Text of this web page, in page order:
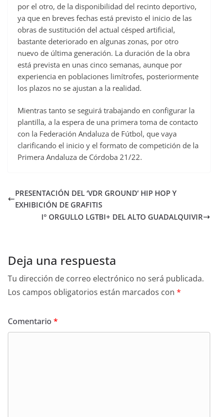
por el otro, de la disponibilidad del recinto deportivo,
ya que en breves fechas está previsto el inicio de las
obras de sustitución del actual césped artificial,
bastante deteriorado en algunas zonas, por otro
nuevo de última generación. La duración de la obra
está prevista en unas cinco semanas, aunque por
experiencia en poblaciones limítrofes, posteriormente
los plazos no se ajustan a la realidad.
Mientras tanto se seguirá trabajando en configurar la
plantilla, a la espera de una primera toma de contacto
con la Federación Andaluza de Fútbol, que vaya
clarificando el inicio y el formato de competición de la
Primera Andaluza de Córdoba 21/22.
PRESENTACIÓN DEL ‘VDR GROUND’ HIP HOP Y
EXHIBICIÓN DE GRAFITIS
Iº ORGULLO LGTBI+ DEL ALTO GUADALQUIVIR
Deja una respuesta
Tu dirección de correo electrónico no será publicada.
Los campos obligatorios están marcados con *
Comentario *